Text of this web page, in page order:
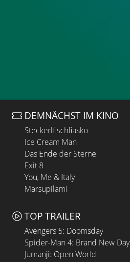
DEMNÄCHST IM KINO
Steckerlfischfiasko
Ice Cream Man
Das Ende der Sterne
Exit 8
You, Me & Italy
Marsupilami
TOP TRAILER
Avengers 5: Doomsday
Spider-Man 4: Brand New Day
Jumanji: Open World